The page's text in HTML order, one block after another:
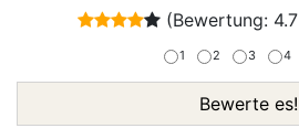
(Bewertung: 4.7
1 2 3 4
Bewerte es!